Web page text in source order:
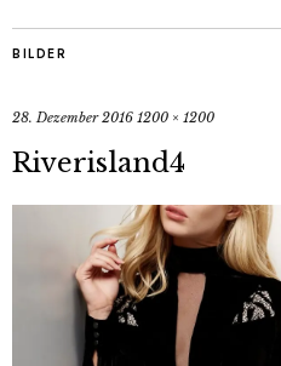
BILDER
28. Dezember 2016 1200 × 1200
Riverisland4